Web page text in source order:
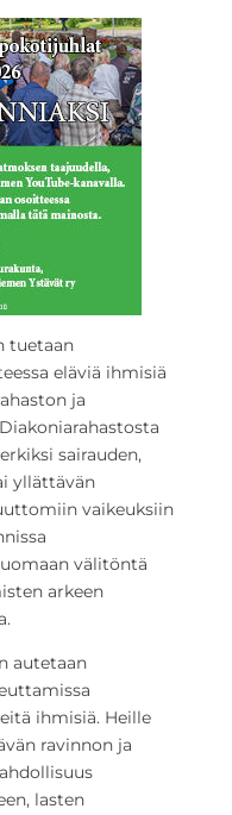
tuetaan
eläviä ihmisiä
ja
sairauden,
yllättävän
vaikeuksiin
välitöntä
arkeen
autetaan
ihmisiä. Heille
ravinnon ja
lasten